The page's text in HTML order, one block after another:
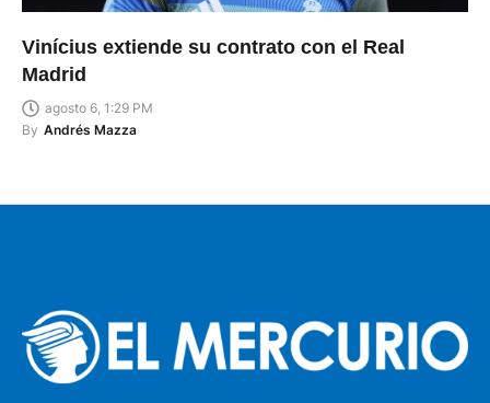
Vinícius extiende su contrato con el Real
Madrid
agosto 6, 1:29 PM
By Andrés Mazza